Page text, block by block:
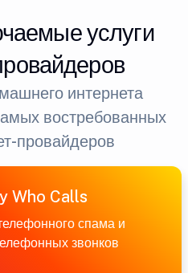
услуги
интернета
востребованных
провайдеров
Who Calls
спама и
звонков